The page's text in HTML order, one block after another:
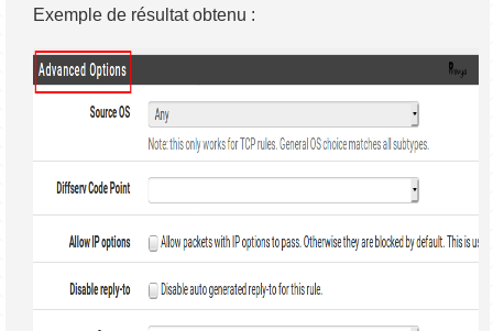
Exemple de résultat obtenu :